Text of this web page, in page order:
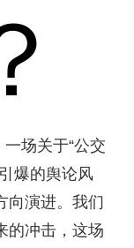
场关于“公交
爆的舆论风
向演进。我们
的冲击，这场